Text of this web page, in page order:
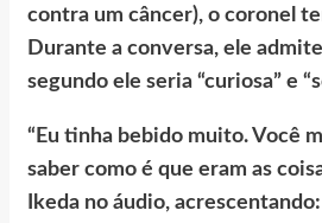
contra um câncer), o coronel
Durante a conversa, ele
segundo ele seria “curiosa” e
“Eu tinha bebido muito. Você
saber como é que eram as
Ikeda no áudio,